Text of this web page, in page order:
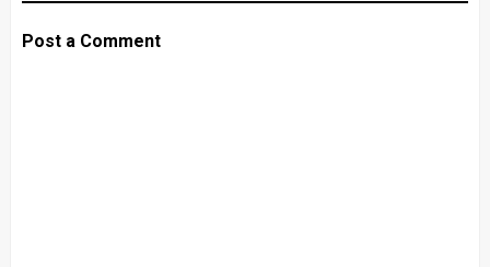
Post a Comment